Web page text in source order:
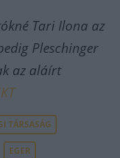
Tari Ilona az
Pleschinger
az aláírt
TÁRSASÁG
EGER